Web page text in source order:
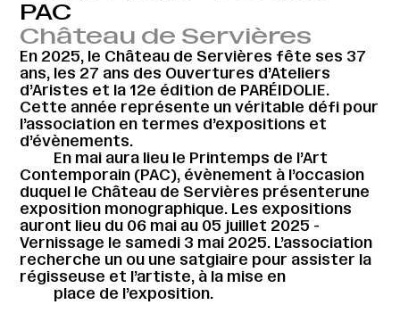
PAC
Château de Servières
En 2025, le Château de Servières fête ses 37
ans, les 27 ans des Ouvertures d’Ateliers
d’Aristes et la 12e édition de PARÉIDOLIE.
Cette année représente un véritable défi pour
l’association en termes d’expositions et
d’évènements.
En mai aura lieu le Printemps de l’Art
Contemporain (PAC), évènement à l’occasion
duquel le Château de Servières présenterune
exposition monographique. Les expositions
auront lieu du 06 mai au 05 juillet 2025 -
Vernissage le samedi 3 mai 2025. L’association
recherche un ou une satgiaire pour assister la
régisseuse et l’artiste, à la mise en
place de l’exposition.